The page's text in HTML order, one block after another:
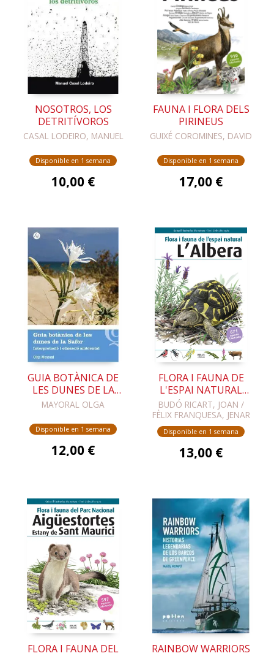
NOSOTROS, LOS
DETRITÍVOROS
CASAL LODEIRO, MANUEL
Disponible en 1 semana
10,00 €
FAUNA I FLORA DELS
PIRINEUS
GUIXÉ COROMINES, DAVID
Disponible en 1 semana
17,00 €
GUIA BOTÀNICA DE
LES DUNES DE LA
SAFOR
MAYORAL OLGA
Disponible en 1 semana
12,00 €
FLORA I FAUNA DE
L'ESPAI NATURAL
L'ALBERA
BUDÓ RICART, JOAN /
FÈLIX FRANQUESA, JENAR
Disponible en 1 semana
13,00 €
FLORA I FAUNA DEL
RAINBOW WARRIORS